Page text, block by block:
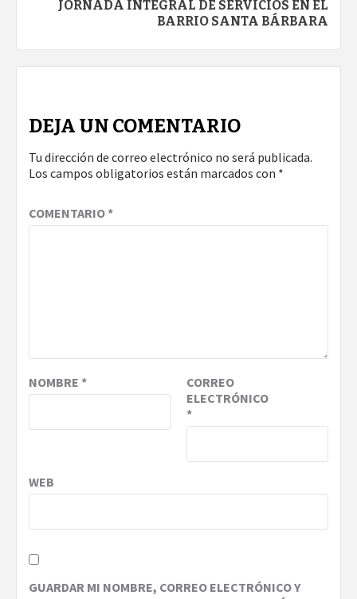
JORNADA INTEGRAL DE SERVICIOS EN EL
BARRIO SANTA BÁRBARA
DEJA UN COMENTARIO
Tu dirección de correo electrónico no será publicada.
Los campos obligatorios están marcados con *
COMENTARIO*
NOMBRE *
CORREO
ELECTRÓNICO
*
WEB
GUARDAR MI NOMBRE, CORREO ELECTRÓNICO Y